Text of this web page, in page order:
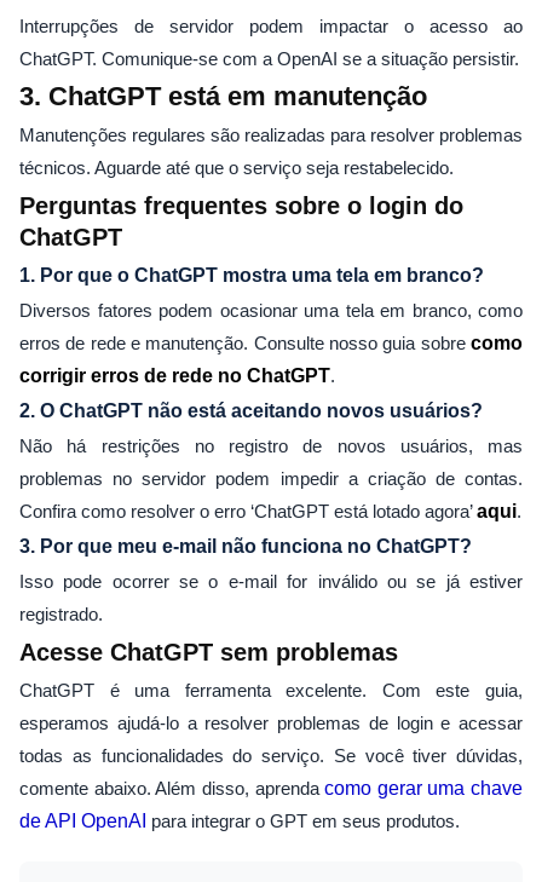
Interrupções de servidor podem impactar o acesso ao
ChatGPT. Comunique-se com a OpenAI se a situação persistir.
3. ChatGPT está em manutenção
Manutenções regulares são realizadas para resolver problemas
técnicos. Aguarde até que o serviço seja restabelecido.
Perguntas frequentes sobre o login do
ChatGPT
1. Por que o ChatGPT mostra uma tela em branco?
Diversos fatores podem ocasionar uma tela em branco, como
erros de rede e manutenção. Consulte nosso guia sobre como
corrigir erros de rede no ChatGPT.
2. O ChatGPT não está aceitando novos usuários?
Não há restrições no registro de novos usuários, mas
problemas no servidor podem impedir a criação de contas.
Confira como resolver o erro ‘ChatGPT está lotado agora’aqui.
3. Por que meu e-mail não funciona no ChatGPT?
Isso pode ocorrer se o e-mail for inválido ou se já estiver
registrado.
Acesse ChatGPT sem problemas
ChatGPT é uma ferramenta excelente. Com este guia,
esperamos ajudá-lo a resolver problemas de login e acessar
todas as funcionalidades do serviço. Se você tiver dúvidas,
comente abaixo. Além disso, aprendacomo gerar uma chave
de API OpenAI para integrar o GPT em seus produtos.